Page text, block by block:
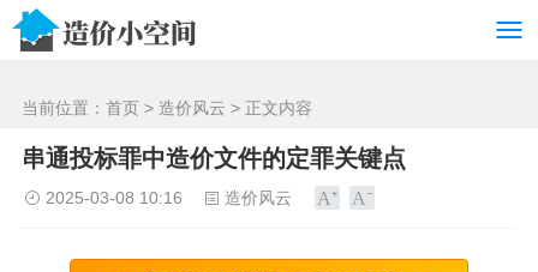
当前位置： 首页 > 造价风云 > 正文内容
串通投标罪中造价文件的定罪关键点
2025-03-08 10:16 造价风云